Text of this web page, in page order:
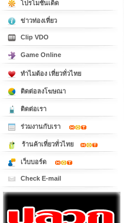
โปรโมชั่นเด็ด
ข่าวท่องเที่ยว
Clip VDO
Game Online
ทำไมต้อง เที่ยวทั่วไทย
ติดต่อลงโฆษณา
ติดต่อเรา
ร่วมงานกับเรา
ร้านค้าเที่ยวทั่วไทย
เว็บบอร์ด
Check E-mail